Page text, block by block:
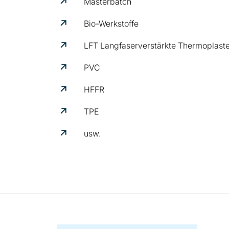
Bio-Werkstoffe
LFT Langfaserverstärkte
PVC
HFFR
TPE
usw.